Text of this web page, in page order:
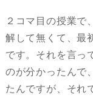
２コマ目の授業で
解して無くて、最
です。それを言っ
のが分かったんで
たんですが、それ